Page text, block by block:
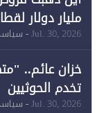
لـ"الطاقة
Jul. 30, 2026
-
خزان عائم..
تخدم الحوثيين
Jul. 30, 2026
-